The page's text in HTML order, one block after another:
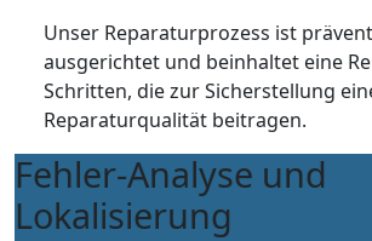
Unser Reparaturprozess ist
ausgerichtet und beinhaltet eine
Schritten, die zur Sicherstellung
Reparaturqualität beitragen.
Fehler-Analyse und
Lokalisierung